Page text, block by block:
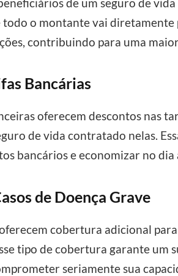
todo o montante vai diretamente
contribuindo para uma
Bancárias
oferecem descontos nas
de vida contratado nelas.
bancários e economizar no dia
de Doença Grave
cobertura adicional
tipo de cobertura garante um
seriamente sua